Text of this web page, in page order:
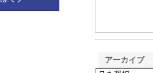
アーカイブ